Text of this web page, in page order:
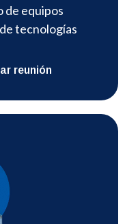
de equipos
tecnologías
reunión